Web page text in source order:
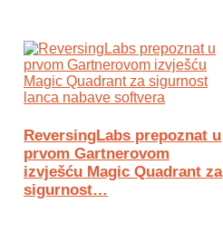
ReversingLabs prepoznat u
prvom Gartnerovom
izvješću Magic Quadrant za
sigurnost…